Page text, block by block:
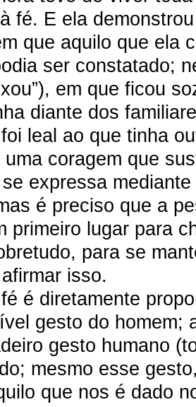
fé. E ela
que aquilo que ela
ser constatado;
em que ficou
diante dos
leal ao que tinha
coragem que
expressa
é preciso que a
primeiro lugar para
para se
isso.
é diretamente
gesto do homem;
gesto humano
mesmo esse
que nos é dado